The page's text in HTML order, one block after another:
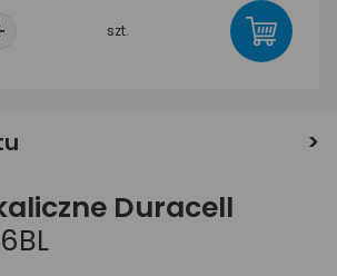
szt.
Duracell